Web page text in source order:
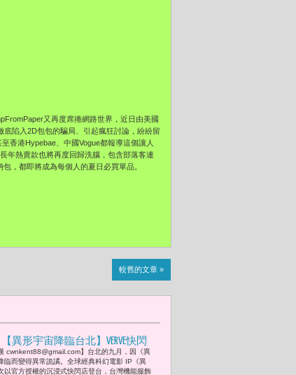
又再度席捲網路世界，近日由美國
陷入2D包包的騙局、引起瘋狂討論，紛紛留
香港Hypebae、中國Vogue都報導這個讓人
年熱賣款也將再度回歸洗腦，包含部落客連
，都即將成為每個人的夏日必買單品。
較舊的文章 »
【異形宇宙降臨台北】VERVE快閃
登場 王陽明帥氣揭幕沉浸式科
「我一直是《異形》的影迷，這
cwnkent88@gmail.com】台北的九月，因《異
臨而變得異常詭譎。全球經典科幻電影 IP《異
以官方授權的沉浸式快閃店登台，台灣機能服飾